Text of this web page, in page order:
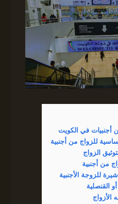
أجنبيات في الكويت
للزواج من أجنبية
الزواج
من أجنبية
للزوجة الأجنبية
القنصلية
الأزواج